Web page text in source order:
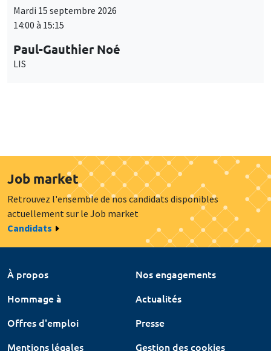
Mardi 15 septembre 2026
14:00 à 15:15
Paul-Gauthier Noé
LIS
Job market
Retrouvez l'ensemble de nos candidats disponibles
actuellement sur le Job market
Candidats
À propos
Nos engagements
Hommage à
Actualités
Offres d'emploi
Presse
Mentions légales
Gestion des cookies